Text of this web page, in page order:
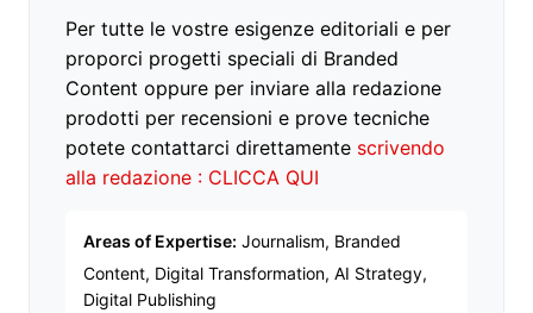
Per tutte le vostre esigenze editoriali e per
proporci progetti speciali di Branded
Content oppure per inviare alla redazione
prodotti per recensioni e prove tecniche
potete contattarci direttamente scrivendo
alla redazione : CLICCA QUI
Areas of Expertise: Journalism, Branded
Content, Digital Transformation, AI Strategy,
Digital Publishing